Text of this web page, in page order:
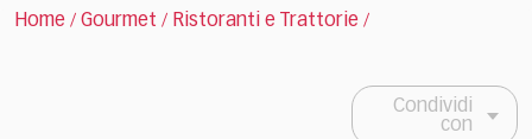
Home / Gourmet / Ristoranti e Trattorie /
Condividi
con